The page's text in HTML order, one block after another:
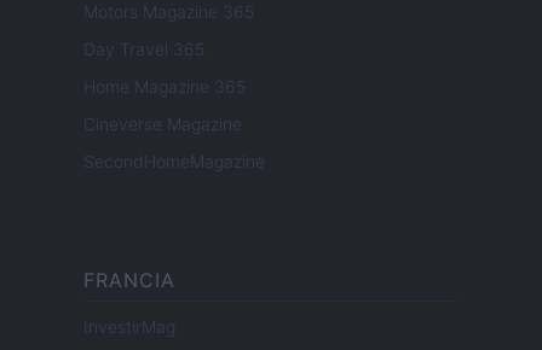
Motors Magazine 365
Day Travel 365
Home Magazine 365
Cineverse Magazine
SecondHomeMagazine
FRANCIA
InvestirMag